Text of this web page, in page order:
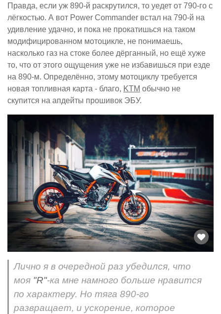
Правда, если уж 890-й раскрутился, то уедет от 790-го с
лёгкостью. А вот Power Commander встал на 790-й на
удивление удачно, и пока не прокатишься на таком
модифицированном мотоцикле, не понимаешь,
насколько газ на стоке более дёрганный, но ещё хуже
то, что от этого ощущения уже не избавишься при езде
на 890-м. Определённо, этому мотоциклу требуется
новая топливная карта - благо, KTM обычно не
скупится на апдейты прошивок ЭБУ.
Лично я в очередной раз убедился, что
моя "R"-ка мне намного больше нравится
по характеру. Но тяга 890-го
развращает, и ускорение, которое